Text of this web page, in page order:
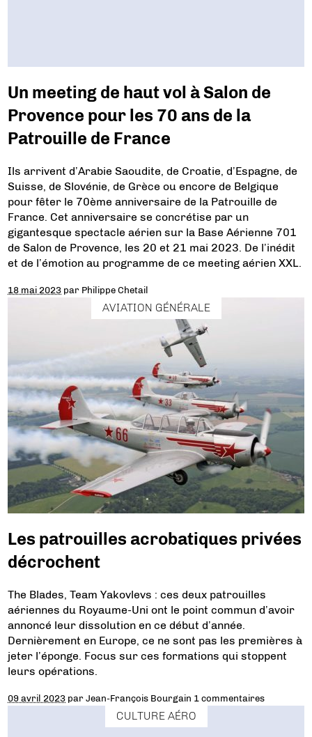
Un meeting de haut vol à Salon de
Provence pour les 70 ans de la
Patrouille de France
Ils arrivent d’Arabie Saoudite, de Croatie, d’Espagne, de
Suisse, de Slovénie, de Grèce ou encore de Belgique
pour fêter le 70ème anniversaire de la Patrouille de
France. Cet anniversaire se concrétise par un
gigantesque spectacle aérien sur la Base Aérienne 701
de Salon de Provence, les 20 et 21 mai 2023. De l’inédit
et de l’émotion au programme de ce meeting aérien XXL.
18 mai 2023 par Philippe Chetail
AVIATION GÉNÉRALE
Les patrouilles acrobatiques privées
décrochent
The Blades, Team Yakovlevs : ces deux patrouilles
aériennes du Royaume-Uni ont le point commun d’avoir
annoncé leur dissolution en ce début d’année.
Dernièrement en Europe, ce ne sont pas les premières à
jeter l’éponge. Focus sur ces formations qui stoppent
leurs opérations.
09 avril 2023 parJean-François Bourgain 1 commentaires
CULTURE AÉRO